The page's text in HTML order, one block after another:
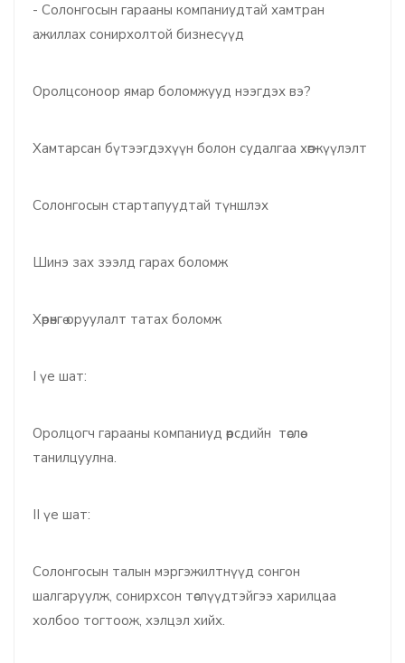
- Солонгосын гарааны компаниудтай хамтран
ажиллах сонирхолтой бизнесүүд
Оролцсоноор ямар боломжууд нээгдэх вэ?
Хамтарсан бүтээгдэхүүн болон судалгаа хөгжүүлэлт
Солонгосын стартапуудтай түншлэх
Шинэ зах зээлд гарах боломж
Хөрөнгө оруулалт татах боломж
I үе шат:
Оролцогч гарааны компаниуд өөрсдийн төслөө
танилцуулна.
II үе шат:
Солонгосын талын мэргэжилтнүүд сонгон
шалгаруулж, сонирхсон төслүүдтэйгээ харилцаа
холбоо тогтоож, хэлцэл хийх.